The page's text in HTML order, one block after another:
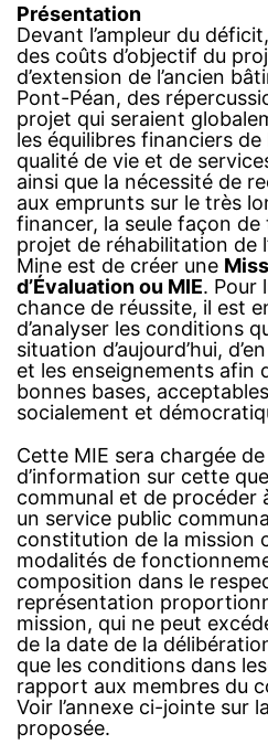
Présentation
Devant l’ampleur du
des coûts d’objectif du
d’extension de l’ancien
Pont-Péan, des
projet qui seraient
les équilibres financiers
qualité de vie et de
ainsi que la nécessité de
aux emprunts sur le très
financer, la seule façon
projet de réhabilitation de
Mine est de créer une
d’Évaluation ou MIE. Pour
chance de réussite, il est
d’analyser les conditions
situation d’aujourd’hui,
et les enseignements afin
bonnes bases,
socialement et
Cette MIE sera chargée
d’information sur cette
communal et de procéder
un service public
constitution de la mission
modalités de
composition dans le
représentation
mission, qui ne peut
de la date de la
que les conditions dans
rapport aux membres du
Voir l’annexe ci-jointe sur
proposée.